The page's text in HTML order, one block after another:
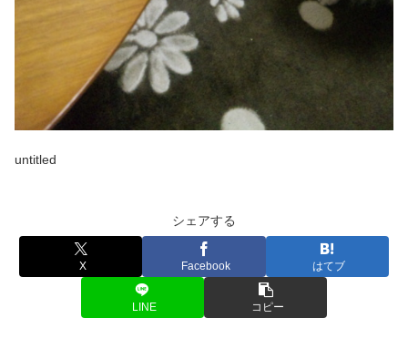
untitled
シェアする
X Facebook はてブ
LINE コピー